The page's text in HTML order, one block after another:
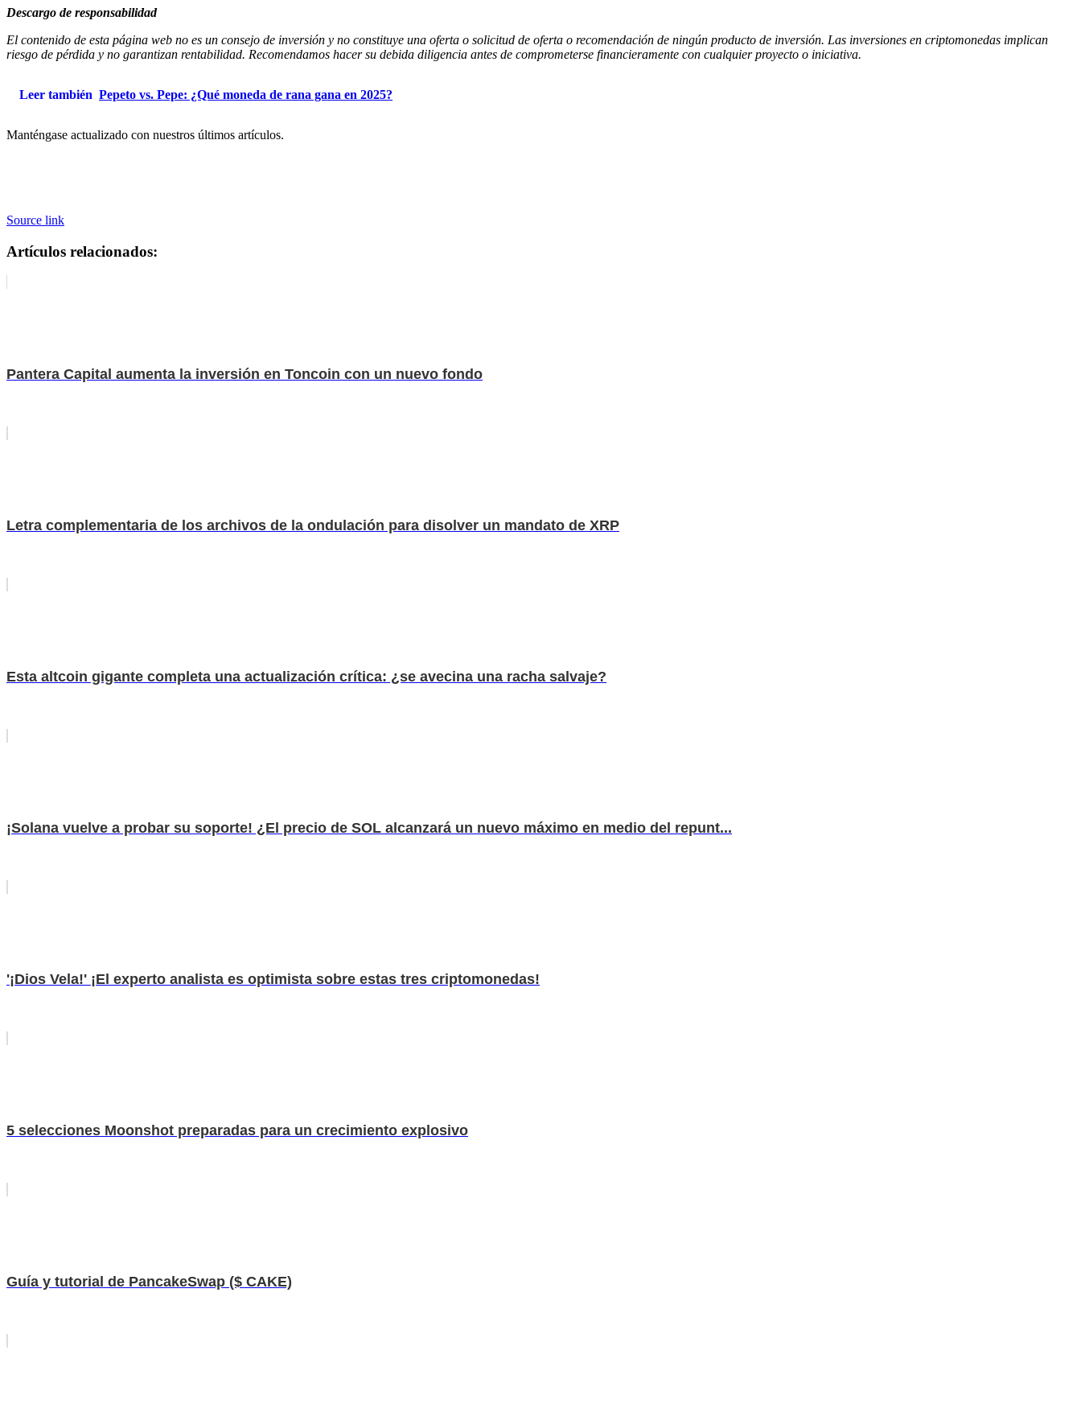
Descargo de responsabilidad
El contenido de esta página web no es un consejo de inversión y no constituye una oferta o solicitud de oferta o recomendación de ningún producto de inversión. Las inversiones en criptomonedas implican
riesgo de pérdida y no garantizan rentabilidad. Recomendamos hacer su debida diligencia antes de comprometerse financieramente con cualquier proyecto o iniciativa.
Leer también Pepeto vs. Pepe: ¿Qué moneda de rana gana en 2025?
Manténgase actualizado con nuestros últimos artículos.
Source link
Artículos relacionados:
Pantera Capital aumenta la inversión en Toncoin con un nuevo fondo
Letra complementaria de los archivos de la ondulación para disolver un mandato de XRP
Esta altcoin gigante completa una actualización crítica: ¿se avecina una racha salvaje?
¡Solana vuelve a probar su soporte! ¿El precio de SOL alcanzará un nuevo máximo en medio del repunt...
'¡Dios Vela!' ¡El experto analista es optimista sobre estas tres criptomonedas!
5 selecciones Moonshot preparadas para un crecimiento explosivo
Guía y tutorial de PancakeSwap ($ CAKE)